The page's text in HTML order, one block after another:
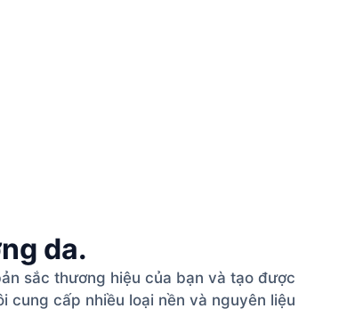
da.
sắc thương hiệu của bạn và tạo được
cung cấp nhiều loại nền và nguyên liệu